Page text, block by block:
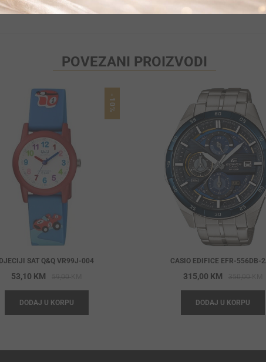
POVEZANI PROIZVODI
-10%
DJECIJI SAT Q&Q VR99J-004
59,00
price
59,00 KM.
53,10 KM
price
53,10 KM.
DODAJ U KORPU
CASIO EDIFICE EFR-556DB-
350,00KM
315,00 KM
DODAJ U KORPU